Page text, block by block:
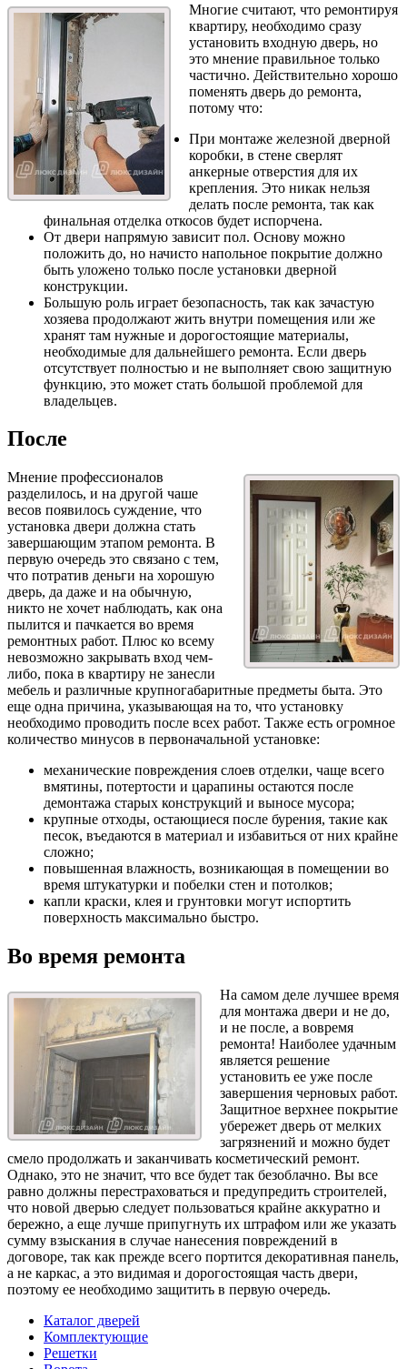
Многие считают, что ремонтируя
квартиру, необходимо сразу
установить входную дверь, но
это мнение правильное только
частично. Действительно хорошо
поменять дверь до ремонта,
потому что:
При монтаже железной дверной
коробки, в стене сверлят
анкерные отверстия для их
крепления. Это никак нельзя
делать после ремонта, так как
финальная отделка откосов будет испорчена.
От двери напрямую зависит пол. Основу можно
положить до, но начисто напольное покрытие должно
быть уложено только после установки дверной
конструкции.
Большую роль играет безопасность, так как зачастую
хозяева продолжают жить внутри помещения или же
хранят там нужные и дорогостоящие материалы,
необходимые для дальнейшего ремонта. Если дверь
отсутствует полностью и не выполняет свою защитную
функцию, это может стать большой проблемой для
владельцев.
После
Мнение профессионалов
разделилось, и на другой чаше
весов появилось суждение, что
установка двери должна стать
завершающим этапом ремонта. В
первую очередь это связано с тем,
что потратив деньги на хорошую
дверь, да даже и на обычную,
никто не хочет наблюдать, как она
пылится и пачкается во время
ремонтных работ. Плюс ко всему
невозможно закрывать вход чем-
либо, пока в квартиру не занесли
мебель и различные крупногабаритные предметы быта. Это
еще одна причина, указывающая на то, что установку
необходимо проводить после всех работ. Также есть огромное
количество минусов в первоначальной установке:
механические повреждения слоев отделки, чаще всего
вмятины, потертости и царапины остаются после
демонтажа старых конструкций и выносе мусора;
крупные отходы, остающиеся после бурения, такие как
песок, въедаются в материал и избавиться от них крайне
сложно;
повышенная влажность, возникающая в помещении во
время штукатурки и побелки стен и потолков;
капли краски, клея и грунтовки могут испортить
поверхность максимально быстро.
Во время ремонта
На самом деле лучшее время
для монтажа двери и не до,
и не после, а вовремя
ремонта! Наиболее удачным
является решение
установить ее уже после
завершения черновых работ.
Защитное верхнее покрытие
убережет дверь от мелких
загрязнений и можно будет
смело продолжать и заканчивать косметический ремонт.
Однако, это не значит, что все будет так безоблачно. Вы все
равно должны перестраховаться и предупредить строителей,
что новой дверью следует пользоваться крайне аккуратно и
бережно, а еще лучше припугнуть их штрафом или же указать
сумму взыскания в случае нанесения повреждений в
договоре, так как прежде всего портится декоративная панель,
а не каркас, а это видимая и дорогостоящая часть двери,
поэтому ее необходимо защитить в первую очередь.
Каталог дверей
Комплектующие
Решетки